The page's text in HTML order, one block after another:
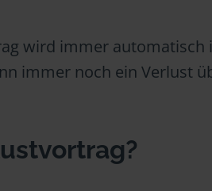
wird immer automatisch
immer noch ein Verlust